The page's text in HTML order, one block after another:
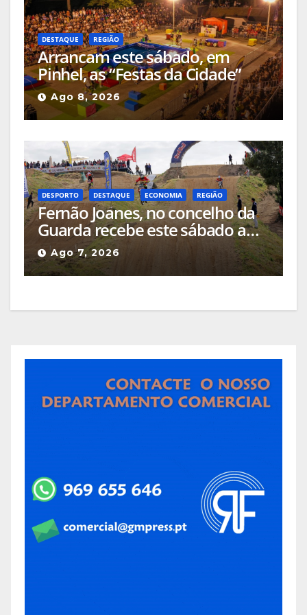
DESTAQUE REGIÃO
Arrancam este sábado, em
Pinhel, as “Festas da Cidade”
Ago 8, 2026
DESPORTO DESTAQUE ECONOMIA REGIÃO
Fernão Joanes, no concelho da
Guarda recebe este sábado a
Etapa do Campeonato Nacional
de Supercross
Ago 7, 2026